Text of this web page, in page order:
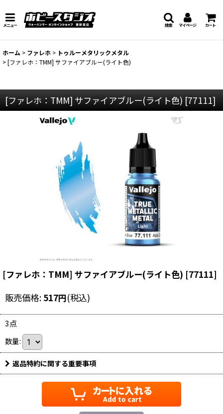
メニュー マイページ カート
検索
ホーム > ファレホ > トゥルーメタリックメタル
>[ファレホ：TMM] サファイアブルー(ライト色)
[ファレホ：TMM] サファイアブルー(ライト色) [77111]
[ファレホ：TMM] サファイアブルー(ライト色) [77111]
販売価格: 517円(税込)
3点
数量:
返品特約に関する重要事項